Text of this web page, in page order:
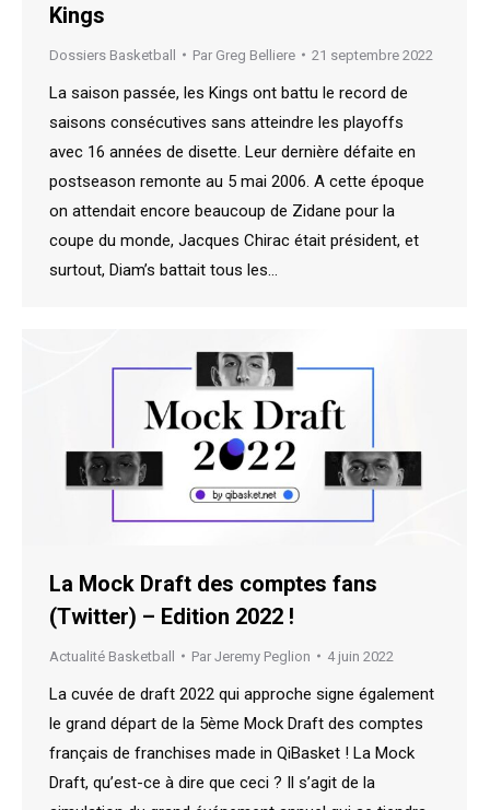
Kings
Dossiers Basketball Par Greg Belliere 21 septembre 2022
La saison passée, les Kings ont battu le record de
saisons consécutives sans atteindre les playoffs
avec 16 années de disette. Leur dernière défaite en
postseason remonte au 5 mai 2006. A cette époque
on attendait encore beaucoup de Zidane pour la
coupe du monde, Jacques Chirac était président, et
surtout, Diam’s battait tous les…
La Mock Draft des comptes fans
(Twitter) – Edition 2022 !
Actualité Basketball Par Jeremy Peglion 4 juin 2022
La cuvée de draft 2022 qui approche signe également
le grand départ de la 5ème Mock Draft des comptes
français de franchises made in QiBasket ! La Mock
Draft, qu’est-ce à dire que ceci ? Il s’agit de la